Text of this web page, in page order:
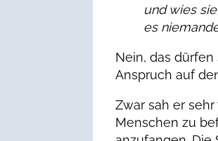
und wies sie
es
Nein, das
Anspruch auf
Zwar sah er
Menschen zu